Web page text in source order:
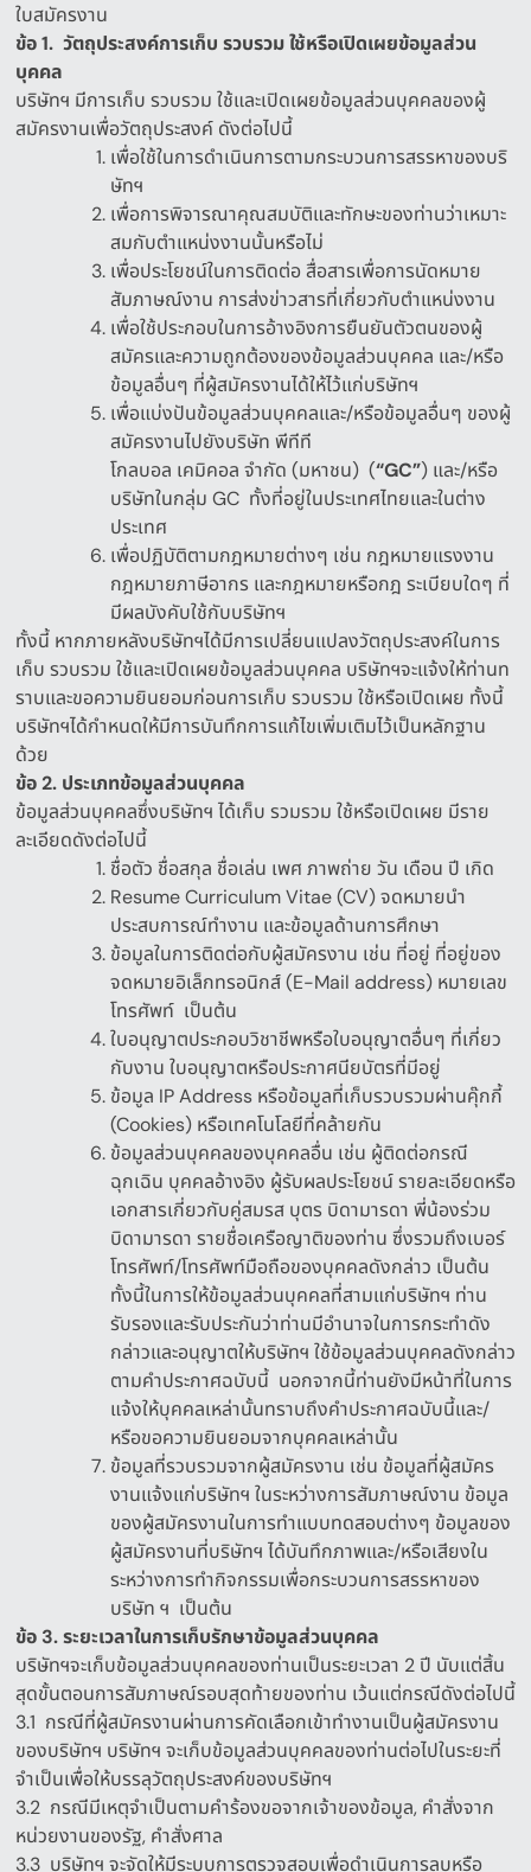
ใบสมัครงาน
ข้อ1. วัตถุประสงค์การเก็บ รวบรวมใช้หรือเปิดเผยข้อมูลส่วน
บุคคล
บริษัทฯ มีการเก็บ รวบรวม ใช้และเปิดเผยข้อมูลส่วนบุคคลของผู้
สมัครงานเพื่อวัตถุประสงค์ ดังต่อไปนี้
เพื่อใช้ในการดำเนินการตามกระบวนการสรรหาของบริ
ษัทฯ
เพื่อการพิจารณาคุณสมบัติและทักษะของท่านว่าเหมาะ
สมกับตำแหน่งงานนั้นหรือไม่
เพื่อประโยชน์ในการติดต่อ สื่อสารเพื่อการนัดหมาย
สัมภาษณ์งาน การส่งข่าวสารที่เกี่ยวกับตำแหน่งงาน
เพื่อใช้ประกอบในการอ้างอิงการยืนยันตัวตนของผู้
สมัครและความถูกต้องของข้อมูลส่วนบุคคล และ/หรือ
ข้อมูลอื่นๆ ที่ผู้สมัครงานได้ให้ไว้แก่บริษัทฯ
เพื่อแบ่งปันข้อมูลส่วนบุคคลและ/หรือข้อมูลอื่นๆ ของผู้
สมัครงานไปยังบริษัท พีทีที
โกลบอล เคมิคอล จำกัด (มหาชน) (“GC”) และ/หรือ
บริษัทในกลุ่ม GC ทั้งที่อยู่ในประเทศไทยและในต่าง
ประเทศ
เพื่อปฏิบัติตามกฎหมายต่างๆ เช่น กฎหมายแรงงาน
กฎหมายภาษีอากร และกฎหมายหรือกฎ ระเบียบใดๆ ที่
มีผลบังคับใช้กับบริษัทฯ
ทั้งนี้ หากภายหลังบริษัทฯได้มีการเปลี่ยนแปลงวัตถุประสงค์ในการ
เก็บ รวบรวม ใช้และเปิดเผยข้อมูลส่วนบุคคล บริษัทฯจะแจ้งให้ท่านท
ราบและขอความยินยอมก่อนการเก็บ รวบรวม ใช้หรือเปิดเผย ทั้งนี้
บริษัทฯได้กำหนดให้มีการบันทึกการแก้ไขเพิ่มเติมไว้เป็นหลักฐาน
ด้วย
ข้อ2. ประเภทข้อมูลส่วนบุคคล
ข้อมูลส่วนบุคคลซึ่งบริษัทฯ ได้เก็บ รวมรวม ใช้หรือเปิดเผย มีราย
ละเอียดดังต่อไปนี้
ชื่อตัว ชื่อสกุล ชื่อเล่น เพศ ภาพถ่าย วัน เดือน ปี เกิด
Resume Curriculum Vitae (CV)จดหมายนำ
ประสบการณ์ทำงาน และข้อมูลด้านการศึกษา
ข้อมูลในการติดต่อกับผู้สมัครงาน เช่น ที่อยู่ ที่อยู่ของ
จดหมายอิเล็กทรอนิกส์(E-Mail address) หมายเลข
โทรศัพท์ เป็นต้น
ใบอนุญาตประกอบวิชาชีพหรือใบอนุญาตอื่นๆ ที่เกี่ยว
กับงาน ใบอนุญาตหรือประกาศนียบัตรที่มีอยู่
ข้อมูล IP Address หรือข้อมูลที่เก็บรวบรวมผ่านคุ๊กกี้
(Cookies) หรือเทคโนโลยีที่คล้ายกัน
ข้อมูลส่วนบุคคลของบุคคลอื่น เช่น ผู้ติดต่อกรณี
ฉุกเฉิน บุคคลอ้างอิง ผู้รับผลประโยชน์ รายละเอียดหรือ
เอกสารเกี่ยวกับคู่สมรส บุตร บิดามารดา พี่น้องร่วม
บิดามารดา รายชื่อเครือญาติของท่าน ซึ่งรวมถึงเบอร์
โทรศัพท์/โทรศัพท์มือถือของบุคคลดังกล่าว เป็นต้น
ทั้งนี้ในการให้ข้อมูลส่วนบุคคลที่สามแก่บริษัทฯ ท่าน
รับรองและรับประกันว่าท่านมีอำนาจในการกระทำดัง
กล่าวและอนุญาตให้บริษัทฯ ใช้ข้อมูลส่วนบุคคลดังกล่าว
ตามคำประกาศฉบับนี้ นอกจากนี้ท่านยังมีหน้าที่ในการ
แจ้งให้บุคคลเหล่านั้นทราบถึงคำประกาศฉบับนี้และ/
หรือขอความยินยอมจากบุคคลเหล่านั้น
ข้อมูลที่รวบรวมจากผู้สมัครงาน เช่น ข้อมูลที่ผู้สมัคร
งานแจ้งแก่บริษัทฯ ในระหว่างการสัมภาษณ์งาน ข้อมูล
ของผู้สมัครงานในการทำแบบทดสอบต่างๆ ข้อมูลของ
ผู้สมัครงานที่บริษัทฯ ได้บันทึกภาพและ/หรือเสียงใน
ระหว่างการทำกิจกรรมเพื่อกระบวนการสรรหาของ
บริษัท ฯ เป็นต้น
ข้อ 3.ระยะเวลาในการเก็บรักษาข้อมูลส่วนบุคคล
บริษัทฯจะเก็บข้อมูลส่วนบุคคลของท่านเป็นระยะเวลา 2 ปี นับแต่สิ้น
สุดขั้นตอนการสัมภาษณ์รอบสุดท้ายของท่าน เว้นแต่กรณีดังต่อไปนี้
3.1 กรณีที่ผู้สมัครงานผ่านการคัดเลือกเข้าทำงานเป็นผู้สมัครงาน
ของบริษัทฯ บริษัทฯ จะเก็บข้อมูลส่วนบุคคลของท่านต่อไปในระยะที่
จำเป็นเพื่อให้บรรลุวัตถุประสงค์ของบริษัทฯ
3.2 กรณีมีเหตุจำเป็นตามคำร้องขอจากเจ้าของข้อมูล, คำสั่งจาก
หน่วยงานของรัฐ, คำสั่งศาล
3.3 บริษัทฯ จะจัดให้มีระบบการตรวจสอบเพื่อดำเนินการลบหรือ